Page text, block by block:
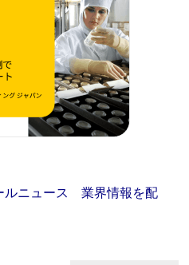
ニュース 業界情報を配